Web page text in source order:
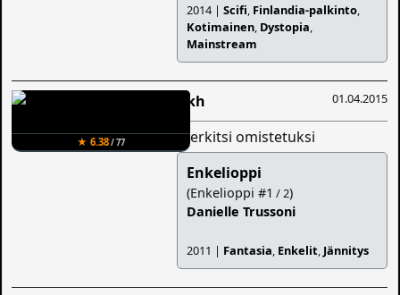
2014 |Scifi, Finlandia-palkinto,
Kotimainen, Dystopia,
Mainstream
★ 6.38/ 77
01.04.2015
Iikh
merkitsi omistetuksi
Enkelioppi
(Enkelioppi #1 / 2)
Danielle Trussoni
2011 | Fantasia, Enkelit, Jännitys